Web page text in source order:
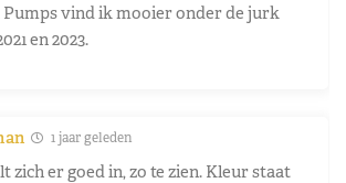
Pumps vind ik mooier onder de jurk
en 2023.
1 jaar geleden
zich er goed in, zo te zien. Kleur staat